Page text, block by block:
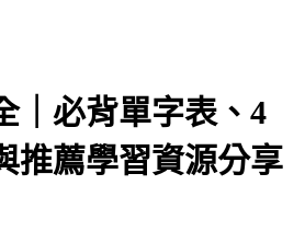
｜必背單字表、4
推薦學習資源分享